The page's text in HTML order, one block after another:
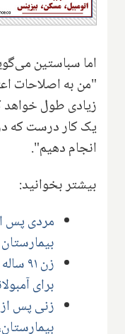
اما سباستین
"من به اصلاحات
زیادی طول خواهد
یک کار درست که
انجام دهیم".
بیشتر بخوانید:
مردی پس
برای